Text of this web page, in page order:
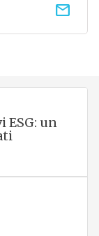
email
un